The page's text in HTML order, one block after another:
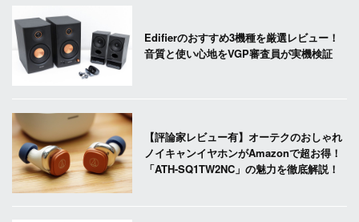
Edifierのおすすめ3機種を厳選レビュー！
音質と使い心地をVGP審査員が実機検証
【評論家レビュー有】オーテクのおしゃれ
ノイキャンイヤホンがAmazonで超お得！
「ATH-SQ1TW2NC」の魅力を徹底解説！